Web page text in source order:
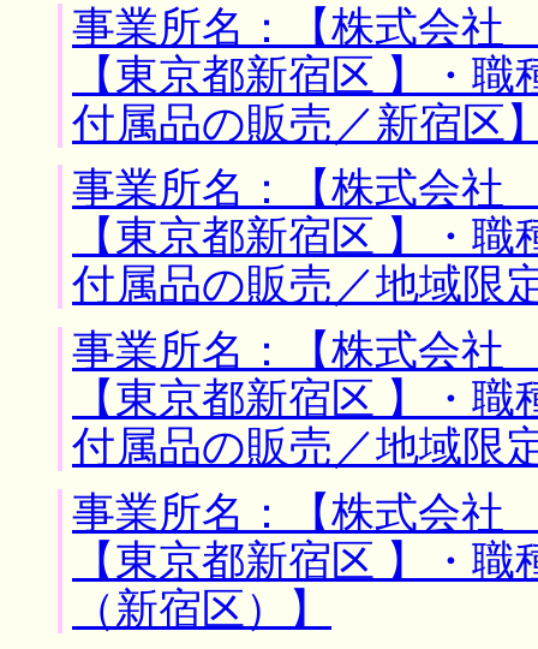
事業所名：【株式会
【東京都新宿区 】・
付属品の販売／新宿区
事業所名：【株式会
【東京都新宿区 】・
付属品の販売／地域限
事業所名：【株式会
【東京都新宿区 】・
付属品の販売／地域限
事業所名：【株式会
【東京都新宿区 】・
（新宿区）】